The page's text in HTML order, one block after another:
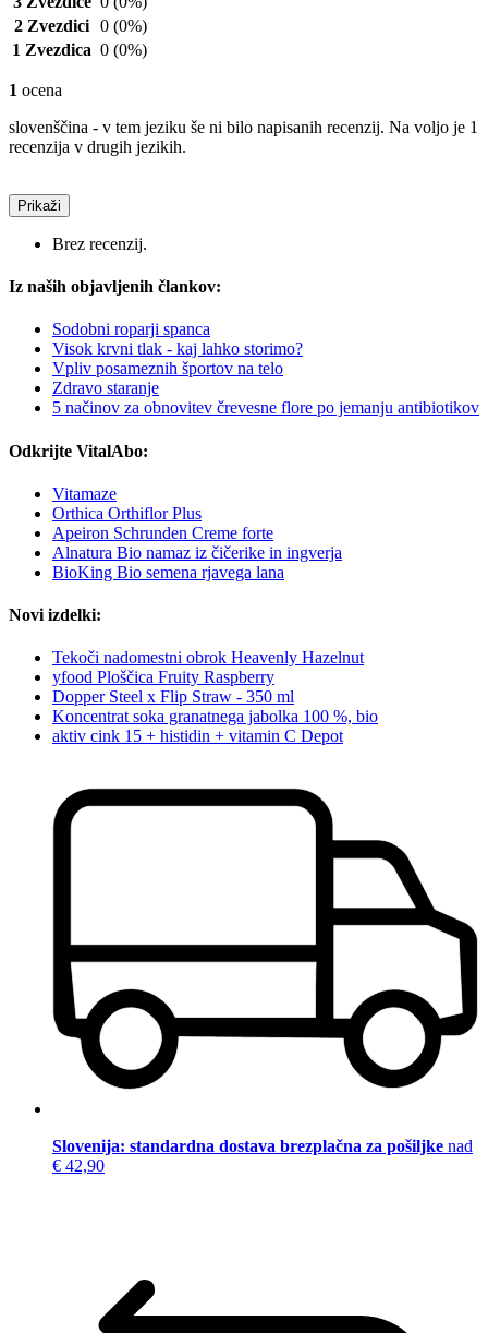
2 Zvezdici 0 (0%)
1 Zvezdica 0 (0%)
1 ocena
slovenščina - v tem jeziku še ni bilo napisanih recenzij. Na voljo je 1
recenzija v drugih jezikih.
Prikaži
Brez recenzij.
Iz naših objavljenih člankov:
Sodobni roparji spanca
Visok krvni tlak - kaj lahko storimo?
Vpliv posameznih športov na telo
Zdravo staranje
5 načinov za obnovitev črevesne flore po jemanju antibiotikov
Odkrijte VitalAbo:
Vitamaze
Orthica Orthiflor Plus
Apeiron Schrunden Creme forte
Alnatura Bio namaz iz čičerike in ingverja
BioKing Bio semena rjavega lana
Novi izdelki:
Tekoči nadomestni obrok Heavenly Hazelnut
yfood Ploščica Fruity Raspberry
Dopper Steel x Flip Straw - 350 ml
Koncentrat soka granatnega jabolka 100 %, bio
aktiv cink 15 + histidin + vitamin C Depot
Slovenija: standardna dostava brezplačna za pošiljke nad
€ 42,90